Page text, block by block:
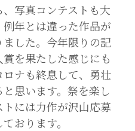
写真コンテストも大
年とは違った作品が
ました。今年限りの記
を果たした感じにも
ナも終息して、勇壮
思います。祭を楽し
には力作が沢山応募
おります。